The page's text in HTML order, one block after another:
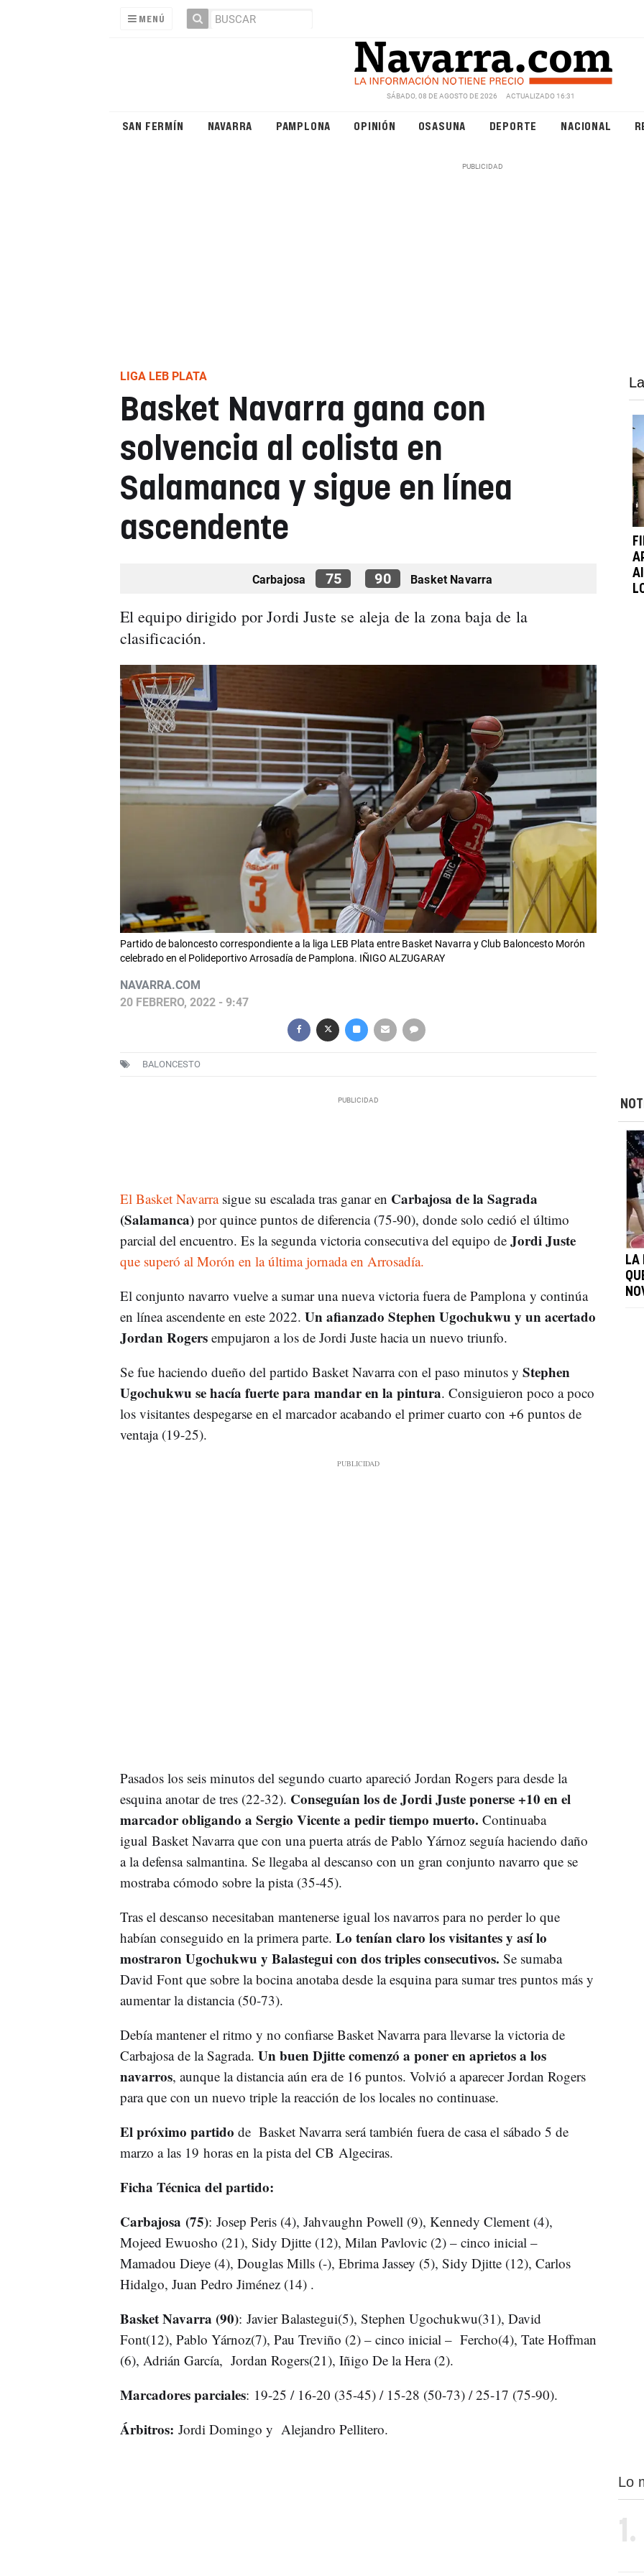
MENÚ
SÁBADO, 08 DE AGOSTO DE 2026 ACTUALIZADO 16:31
SAN FERMÍN NAVARRA PAMPLONA OPINIÓN OSASUNA DEPORTE NACIONAL
LIGA LEB PLATA
Basket Navarra gana con
solvencia al colista en
Salamanca y sigue en línea
ascendente
Carbajosa 75 90 Basket Navarra
El equipo dirigido por Jordi Juste se aleja de la zona baja de la
clasificación.
Partido de baloncesto correspondiente a la liga LEB Plata entre Basket Navarra y Club Baloncesto Morón
celebrado en el Polideportivo Arrosadía de Pamplona. IÑIGO ALZUGARAY
NAVARRA.COM
20 FEBRERO, 2022 - 9:47
BALONCESTO
El Basket Navarrasigue su escalada tras ganar en Carbajosa de la Sagrada
(Salamanca) por quince puntos de diferencia (75-90), donde solo cedió el último
parcial del encuentro. Es la segunda victoria consecutiva del equipo deJordi Juste
que superó al Morón en la última jornada en Arrosadía.
El conjunto navarro vuelve a sumar una nueva victoria fuera de Pamplona y continúa
en línea ascendente en este 2022. Un afianzado Stephen Ugochukwu y un acertado
Jordan Rogers empujaron a los de Jordi Juste hacia un nuevo triunfo.
Se fue haciendo dueño del partido Basket Navarra con el paso minutos y Stephen
Ugochukwu se hacía fuerte para mandar en la pintura. Consiguieron poco a poco
los visitantes despegarse en el marcador acabando el primer cuarto con +6 puntos de
ventaja (19-25).
Pasados los seis minutos del segundo cuarto apareció Jordan Rogers para desde la
esquina anotar de tres (22-32). Conseguían los de Jordi Juste ponerse +10 en el
marcador obligando a Sergio Vicente a pedir tiempo muerto. Continuaba
igual Basket Navarra que con una puerta atrás de Pablo Yárnoz seguía haciendo daño
a la defensa salmantina. Se llegaba al descanso con un gran conjunto navarro que se
mostraba cómodo sobre la pista (35-45).
Tras el descanso necesitaban mantenerse igual los navarros para no perder lo que
habían conseguido en la primera parte. Lo tenían claro los visitantes y así lo
mostraron Ugochukwu y Balastegui con dos triples consecutivos. Se sumaba
David Font que sobre la bocina anotaba desde la esquina para sumar tres puntos más y
aumentar la distancia (50-73).
Debía mantener el ritmo y no confiarse Basket Navarra para llevarse la victoria de
Carbajosa de la Sagrada. Un buen Djitte comenzó a poner en aprietos a los
navarros, aunque la distancia aún era de 16 puntos. Volvió a aparecer Jordan Rogers
para que con un nuevo triple la reacción de los locales no continuase.
El próximo partido de Basket Navarra será también fuera de casa el sábado 5 de
marzo a las 19 horas en la pista del CB Algeciras.
Ficha Técnica del partido:
Carbajosa (75): Josep Peris (4), Jahvaughn Powell (9), Kennedy Clement (4),
Mojeed Ewuosho (21), Sidy Djitte (12), Milan Pavlovic (2) – cinco inicial –
Mamadou Dieye (4), Douglas Mills (-), Ebrima Jassey (5), Sidy Djitte (12), Carlos
Hidalgo, Juan Pedro Jiménez (14) .
Basket Navarra (90): Javier Balastegui(5), Stephen Ugochukwu(31), David
Font(12), Pablo Yárnoz(7), Pau Treviño (2) – cinco inicial – Fercho(4), Tate Hoffman
(6), Adrián García, Jordan Rogers(21), Iñigo De la Hera (2).
Marcadores parciales: 19-25 / 16-20 (35-45) / 15-28 (50-73) / 25-17 (75-90).
Árbitros: Jordi Domingo y Alejandro Pellitero.
LA
Lo
1.